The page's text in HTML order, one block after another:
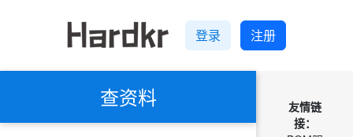
登录 注册
查资料
友情链
接：